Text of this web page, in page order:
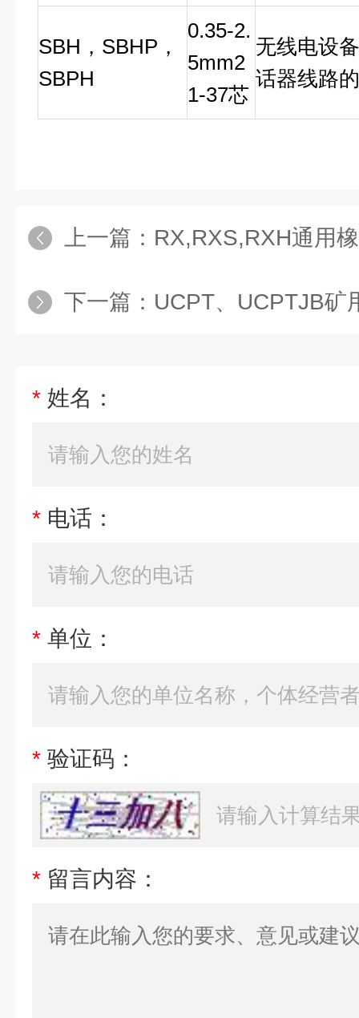
SBH，SBHP，
SBPH
0.35-2.
5mm2
1-37芯
无线电设
话器线路
上一篇： RX,RXS,RXH通用
下一篇： UCPT、UCPTJB矿用
* 姓名：
* 电话：
* 单位：
* 验证码：
* 留言内容：